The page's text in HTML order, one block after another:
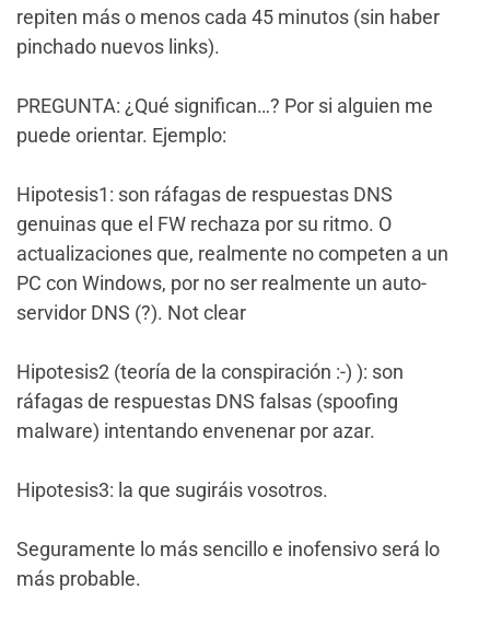
repiten más o menos cada 45 minutos (sin haber
pinchado nuevos links).
PREGUNTA: ¿Qué significan…? Por si alguien me
puede orientar. Ejemplo:
Hipotesis1: son ráfagas de respuestas DNS
genuinas que el FW rechaza por su ritmo. O
actualizaciones que, realmente no competen a un
PC con Windows, por no ser realmente un auto-
servidor DNS (?). Not clear
Hipotesis2 (teoría de la conspiración :-) ): son
ráfagas de respuestas DNS falsas (spoofing
malware) intentando envenenar por azar.
Hipotesis3: la que sugiráis vosotros.
Seguramente lo más sencillo e inofensivo será lo
más probable.